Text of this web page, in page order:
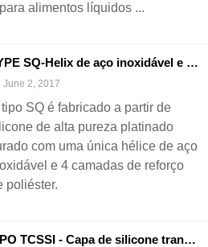
alimentos líquidos ...
TYPE SQ-Helix de aço inoxidável e mangueira de silicone reforçada com poliéster
June 2, 2017
SQ é fabricado a partir de
de alta pureza platinado
com uma única hélice de aço
e 4 camadas de reforço
poliéster.
TIPO TCSSI - Capa de silicone transparente TCS